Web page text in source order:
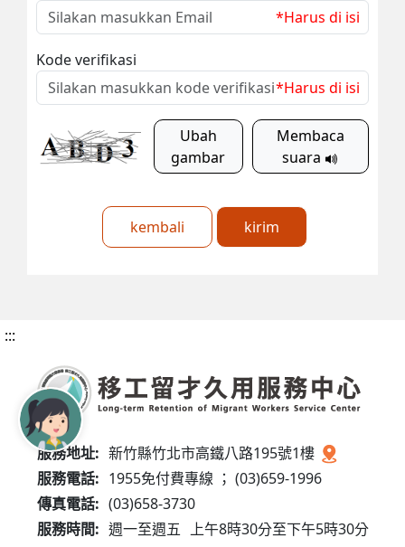
*Harus di isi
Kode verifikasi
*Harus di isi
Ubah
gambar
Membaca
suara
kembali kirim
:::
服務地址: 新竹縣竹北市高鐵八路195號1樓
服務電話: 1955免付費專線 ； (03)659-1996
傳真電話: (03)658-3730
服務時間: 週一至週五 上午8時30分至下午5時30分